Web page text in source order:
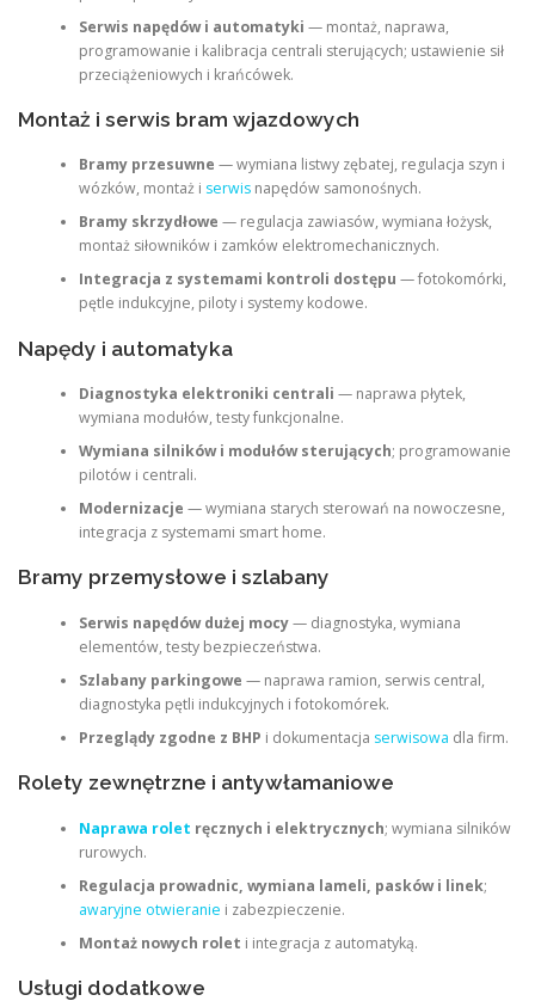
Serwis napędów i automatyki — montaż, naprawa,
programowanie i kalibracja centrali sterujących; ustawienie sił
przeciążeniowych i krańcówek.
Montaż i serwis bram wjazdowych
Bramy przesuwne — wymiana listwy zębatej, regulacja szyn i
wózków, montaż i serwisnapędów samonośnych.
Bramy skrzydłowe — regulacja zawiasów, wymiana łożysk,
montaż siłowników i zamków elektromechanicznych.
Integracja z systemami kontroli dostępu — fotokomórki,
pętle indukcyjne, piloty i systemy kodowe.
Napędy i automatyka
Diagnostyka elektroniki centrali — naprawa płytek,
wymiana modułów, testy funkcjonalne.
Wymiana silników i modułów sterujących; programowanie
pilotów i centrali.
Modernizacje — wymiana starych sterowań na nowoczesne,
integracja z systemami smart home.
Bramy przemysłowe i szlabany
Serwis napędów dużej mocy— diagnostyka, wymiana
elementów, testy bezpieczeństwa.
Szlabany parkingowe — naprawa ramion, serwis central,
diagnostyka pętli indukcyjnych i fotokomórek.
Przeglądy zgodne z BHP i dokumentacja serwisowa dla firm.
Rolety zewnętrzne i antywłamaniowe
Naprawa rolet ręcznych i elektrycznych; wymiana silników
rurowych.
Regulacja prowadnic, wymiana lameli, pasków i linek;
awaryjne otwieranie i zabezpieczenie.
Montaż nowych rolet i integracja z automatyką.
Usługi dodatkowe